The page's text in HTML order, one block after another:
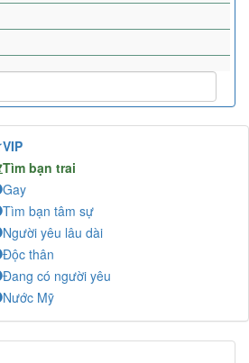
VIP
Tìm bạn trai
Gay
Tìm bạn tâm sự
Người yêu lâu dài
Độc thân
Đang có người yêu
Nước Mỹ